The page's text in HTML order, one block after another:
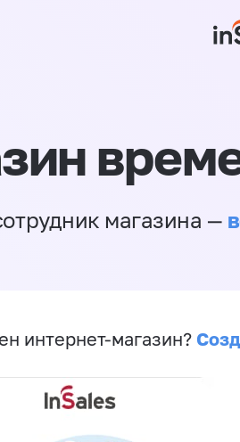
магазина —
интернет-магазин?